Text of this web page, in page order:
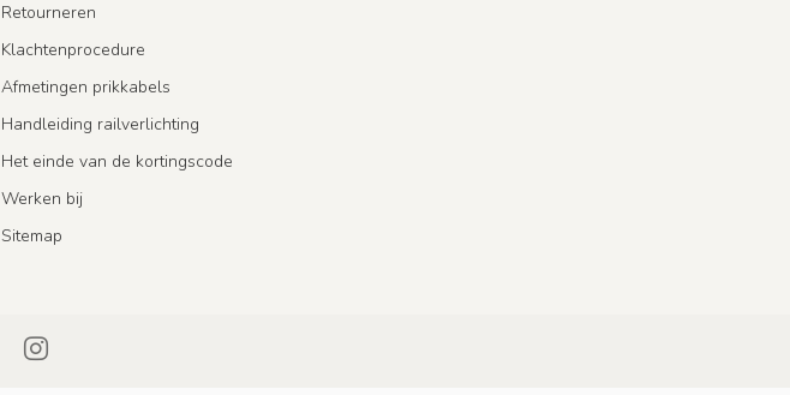
Retourneren
Klachtenprocedure
Afmetingen prikkabels
Handleiding railverlichting
Het einde van de kortingscode
Werken bij
Sitemap